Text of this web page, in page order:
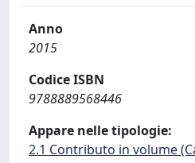
Anno
2015
Codice ISBN
9788889568446
Appare nelle tipologie:
2.1 Contributo in volume